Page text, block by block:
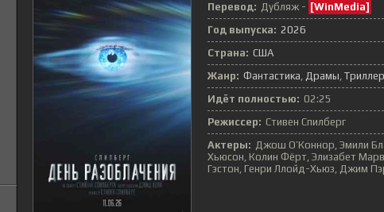
Перевод: Дубляж - [WinMedia]
Год выпуска: 2026
Страна: США
Жанр: Фантастика Драмы
Идёт полностью: 02:25
Режиссер: Стивен Спилберг
Актеры: Джош О’Коннор, Эмили
Хьюсон, Колин Фёрт, Элизабет
Гэстон, Генри Ллойд-Хьюз, Джим